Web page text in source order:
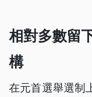
相對多數留
構
在元首選舉選制